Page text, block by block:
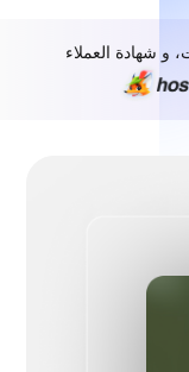
و شهادة العملاء